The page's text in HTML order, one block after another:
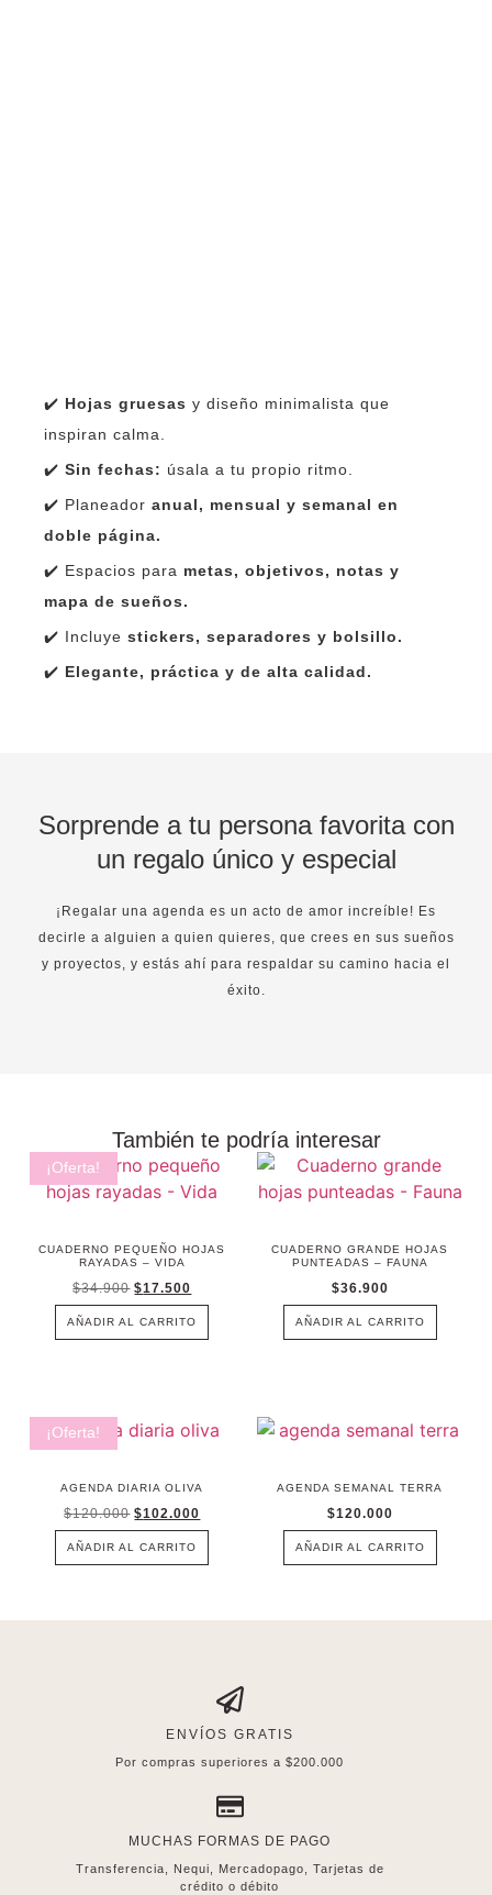
✔️ Hojas gruesas y diseño minimalista que
inspiran calma.
✔️ Sin fechas: úsala a tu propio ritmo.
✔️ Planeador anual, mensual y semanal en
doble página.
✔️ Espacios para metas, objetivos, notas y
mapa de sueños.
✔️ Incluye stickers, separadores y bolsillo.
✔️ Elegante, práctica y de alta calidad.
Sorprende a tu persona favorita con
un regalo único y especial
¡Regalar una agenda es un acto de amor increíble! Es
decirle a alguien a quien quieres, que crees en sus sueños
y proyectos, y estás ahí para respaldar su camino hacia el
éxito.
También te podría interesar
¡Oferta!
CUADERNO PEQUEÑO HOJAS
RAYADAS – VIDA
$34.900 $17.500
AÑADIR AL CARRITO
CUADERNO GRANDE HOJAS
PUNTEADAS – FAUNA
$36.900
AÑADIR AL CARRITO
¡Oferta!
AGENDA DIARIA OLIVA
$120.000 $102.000
AÑADIR AL CARRITO
AGENDA SEMANAL TERRA
$120.000
AÑADIR AL CARRITO
ENVÍOS GRATIS
Por compras superiores a $200.000
MUCHAS FORMAS DE PAGO
Transferencia, Nequi, Mercadopago, Tarjetas de
crédito o débito